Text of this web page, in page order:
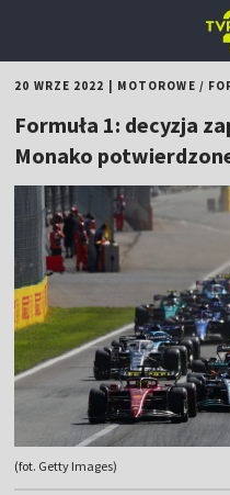
20 WRZE 2022 MOTOROWE /
Formuła 1: decyzja
Monako
(fot. Getty Images)